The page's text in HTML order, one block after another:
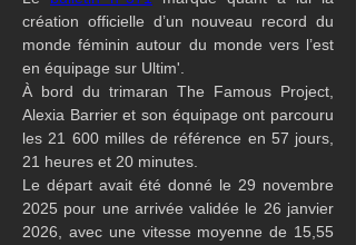
création officielle d’un nouveau record du
monde féminin autour du monde vers l’est
en équipage sur Ultim'.
À bord du trimaran The Famous Project,
Alexia Barrier et son équipage ont parcouru
les 21 600 milles de référence en 57 jours,
21 heures et 20 minutes.
Le départ avait été donné le 29 novembre
2025 pour une arrivée validée le 26 janvier
2026, avec une vitesse moyenne de 15,55